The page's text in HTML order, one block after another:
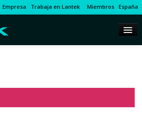
Empresa Trabaja en Lantek Miembros España